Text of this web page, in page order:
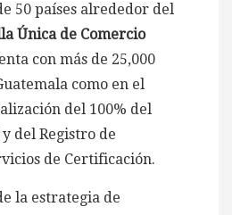
50 países alrededor del
Única de Comercio
con más de 25,000
como en el
del 100% del
del Registro de
de Certificación.
la estrategia de